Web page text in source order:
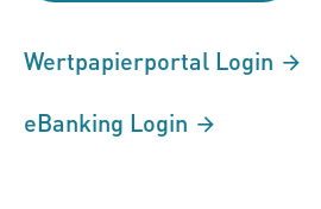
Wertpapierportal Login
eBanking Login